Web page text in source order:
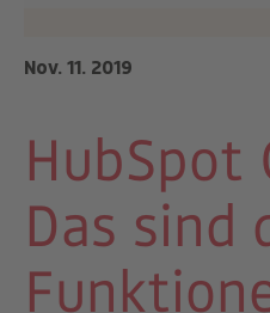
Nov. 11. 2019
HubSpot
Das sind